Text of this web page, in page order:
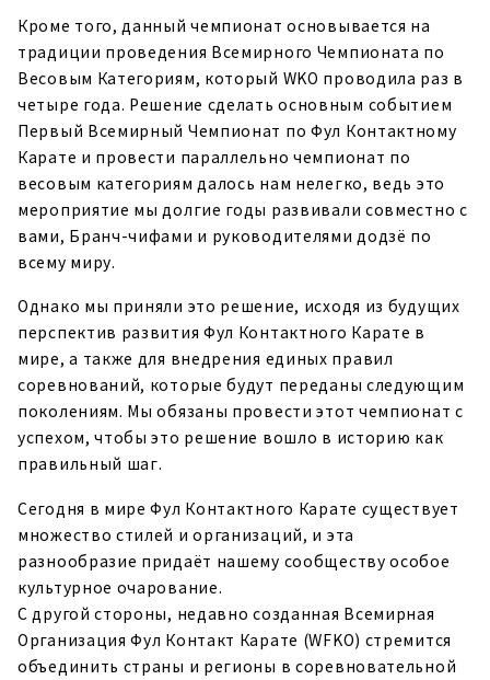
Кроме того, данный чемпионат основывается на
традиции проведения Всемирного Чемпионата по
Весовым Категориям, который WKO проводила раз в
четыре года. Решение сделать основным событием
Первый Всемирный Чемпионат по Фул Контактному
Карате и провести параллельно чемпионат по
весовым категориям далось нам нелегко, ведь это
мероприятие мы долгие годы развивали совместно с
вами, Бранч-чифами и руководителями додзё по
всему миру.
Однако мы приняли это решение, исходя из будущих
перспектив развития Фул Контактного Карате в
мире, а также для внедрения единых правил
соревнований, которые будут переданы следующим
поколениям. Мы обязаны провести этот чемпионат с
успехом, чтобы это решение вошло в историю как
правильный шаг.
Сегодня в мире Фул Контактного Карате существует
множество стилей и организаций, и эта
разнообразие придаёт нашему сообществу особое
культурное очарование.
С другой стороны, недавно созданная Всемирная
Организация Фул Контакт Карате (WFKO) стремится
объединить страны и регионы в соревновательной